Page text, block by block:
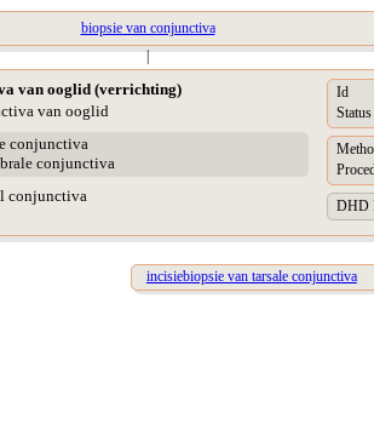
biopsie van conjunctiva
|
van ooglid (verrichting)
van ooglid
conjunctiva
conjunctiva
conjunctiva
Id
Status
DHD
incisiebiopsie van tarsale conjunctiva